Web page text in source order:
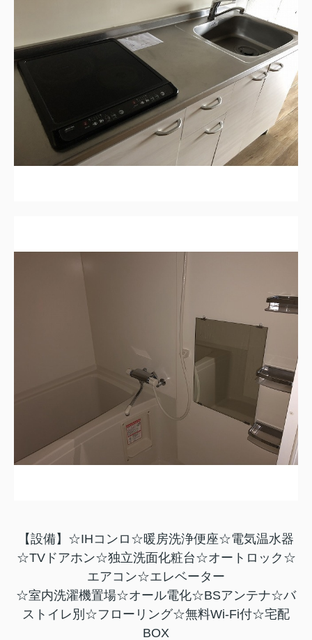
【設備】☆IHコンロ☆暖房洗浄便座☆電気温水器
☆TVドアホン☆独立洗面化粧台☆オートロック☆
エアコン☆エレベーター
☆室内洗濯機置場☆オール電化☆BSアンテナ☆バ
ストイレ別☆フローリング☆無料Wi-Fi付☆宅配
BOX